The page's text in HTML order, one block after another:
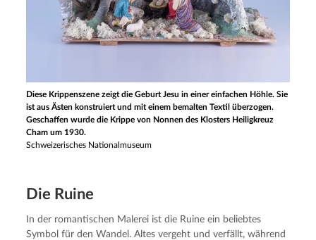
Diese Krippenszene zeigt die Geburt Jesu in einer einfachen Höhle. Sie
ist aus Ästen konstruiert und mit einem bemalten Textil überzogen.
Geschaffen wurde die Krippe von Nonnen des Klosters Heiligkreuz
Cham um 1930.
Schweizerisches Nationalmuseum
Die Ruine
In der romantischen Malerei ist die Ruine ein beliebtes
Symbol für den Wandel. Altes vergeht und verfällt, während